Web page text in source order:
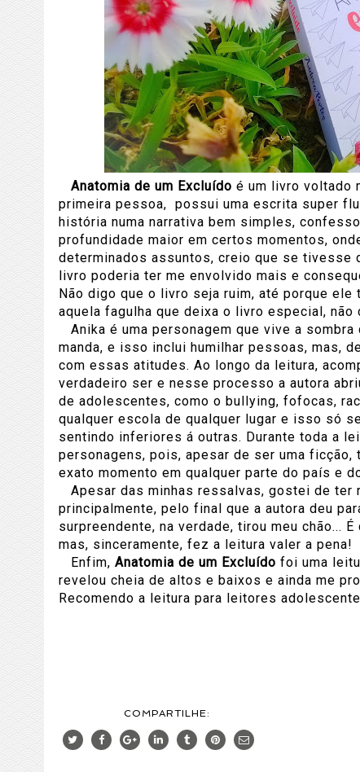
Anatomia de um Excluído é um livro voltado
primeira pessoa, possui uma escrita super
história numa narrativa bem simples,
profundidade maior em certos momentos,
determinados assuntos, creio que se tivesse
livro poderia ter me envolvido mais e
Não digo que o livro seja ruim, até porque
aquela fagulha que deixa o livro especial, não
Anika é uma personagem que vive a
manda, e isso inclui humilhar pessoas, mas,
com essas atitudes. Ao longo da leitura,
verdadeiro ser e nesse processo a autora
de adolescentes, como o bullying, fofocas,
qualquer escola de qualquer lugar e isso só
sentindo inferiores á outras. Durante toda a
personagens, pois, apesar de ser uma
exato momento em qualquer parte do país e
Apesar das minhas ressalvas, gostei de ter
principalmente, pelo final que a autora deu
surpreendente, na verdade, tirou meu chão...
mas, sinceramente, fez a leitura valer a pena!
Enfim, Anatomia de um Excluído foi uma
revelou cheia de altos e baixos e ainda me
Recomendo a leitura para leitores
COMPARTILHE: